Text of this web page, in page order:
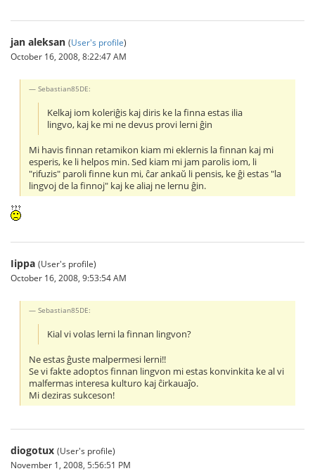
jan aleksan (User's profile)
October 16, 2008, 8:22:47 AM
Sebastian85DE:
Kelkaj iom koleriĝis kaj diris ke la finna estas ilia
lingvo, kaj ke mi ne devus provi lerni ĝin
Mi havis finnan retamikon kiam mi eklernis la finnan kaj mi
esperis, ke li helpos min. Sed kiam mi jam parolis iom, li
"rifuzis" paroli finne kun mi, ĉar ankaŭ li pensis, ke ĝi estas "la
lingvoj de la finnoj" kaj ke aliaj ne lernu ĝin.
Iippa (User's profile)
October 16, 2008, 9:53:54 AM
Sebastian85DE:
Kial vi volas lerni la finnan lingvon?
Ne estas ĝuste malpermesi lerni!!
Se vi fakte adoptos finnan lingvon mi estas konvinkita ke al vi
malfermas interesa kulturo kaj ĉirkauaĵo.
Mi deziras sukceson!
diogotux (User's profile)
November 1, 2008, 5:56:51 PM